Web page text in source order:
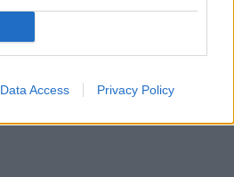
Data Access Privacy Policy